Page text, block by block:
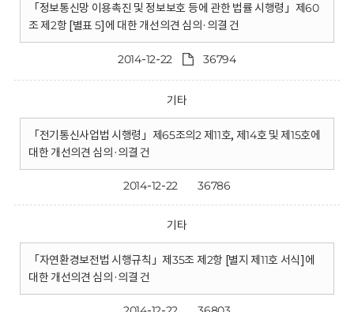
「정보통신망 이용촉진 및 정보보호 등에 관한 법률 시행령」제60
조 제2항 [별표 5]에 대한 개선의견 심의·의결 건
2014-12-22 36794
기타
「전기통신사업법 시행령」제65조의2 제11호, 제14호 및 제15호에
대한 개선의견 심의·의결 건
2014-12-22 36786
기타
「자연환경보전법 시행규칙」제35조 제2항 [별지 제11호 서식]에
대한 개선의견 심의·의결 건